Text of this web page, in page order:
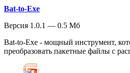
Bat-to-Exe
Версия 1.0.1 — 0.5 Мб
Bat-to-Exe - мощный инструмент,
преобразовать пакетные файлы с